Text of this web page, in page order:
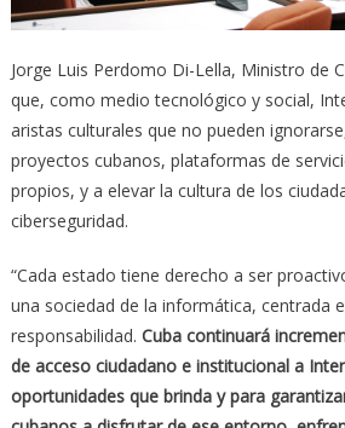
Jorge Luis Perdomo Di-Lella, Ministro de
que, como medio tecnológico y social,
aristas culturales que no pueden
proyectos cubanos, plataformas de
propios, y a elevar la cultura de los
ciberseguridad.
“Cada estado tiene derecho a ser
una sociedad de la informática, centrada
responsabilidad. Cuba continuará
de acceso ciudadano e institucional a
oportunidades que brinda y para